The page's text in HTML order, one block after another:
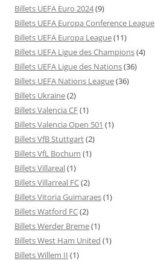
Billets UEFA Euro 2024(9)
Billets UEFA Europa Conference League
Billets UEFA Europa League(11)
Billets UEFA Ligue des Champions(4)
Billets UEFA Ligue des Nations(36)
Billets UEFA Nations League(36)
Billets Ukraine(2)
Billets Valencia CF(1)
Billets Valencia Open 501 (1)
Billets VfB Stuttgart(2)
Billets VfL Bochum (1)
Billets Villareal(1)
Billets Villarreal FC(2)
Billets Vitoria Guimaraes(1)
Billets Watford FC(2)
Billets Werder Breme(1)
Billets West Ham United (1)
Billets Willem II (1)